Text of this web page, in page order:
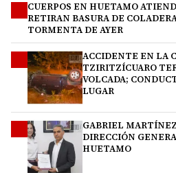
CUERPOS EN HUETAMO
RETIRAN BASURA DE
TORMENTA DE AYER
ACCIDENTE EN LA
TZIRITZÍCUARO
VOLCADA;
LUGAR
GABRIEL
DIRECCIÓN
HUETAMO